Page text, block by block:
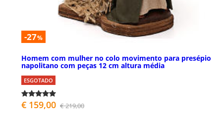
-27%
Homem com mulher no colo movimento para presépio
napolitano com peças 12 cm altura média
ESGOTADO
€ 159,00 € 219,00